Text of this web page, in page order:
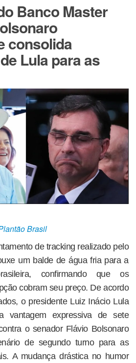
Banco Master
consolida
Lula para as
Brasil
de tracking realizado pelo
um balde de água fria para a
confirmando que os
cobram seu preço. De acordo
o presidente Luiz Inácio Lula
vantagem expressiva de sete
o senador Flávio Bolsonaro
de segundo turno para as
A mudança drástica no humor